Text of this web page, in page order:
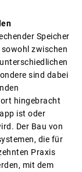
Speicher
zwischen
sind dabei
hingebracht
ist oder
Der Bau von
die für
Praxis
mit dem